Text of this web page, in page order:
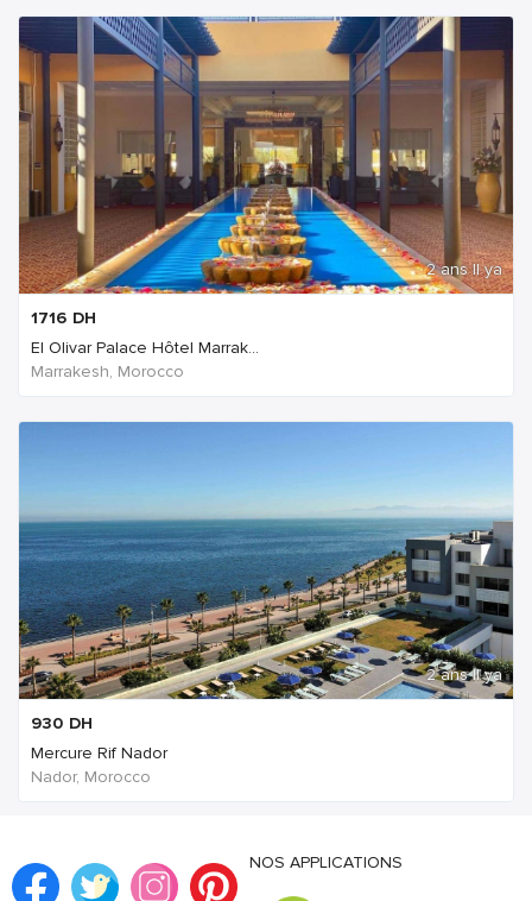
2 ans Il ya
1716 DH
El Olivar Palace Hôtel Marrak...
Marrakesh, Morocco
2 ans Il ya
930 DH
Mercure Rif Nador
Nador, Morocco
NOS APPLICATIONS